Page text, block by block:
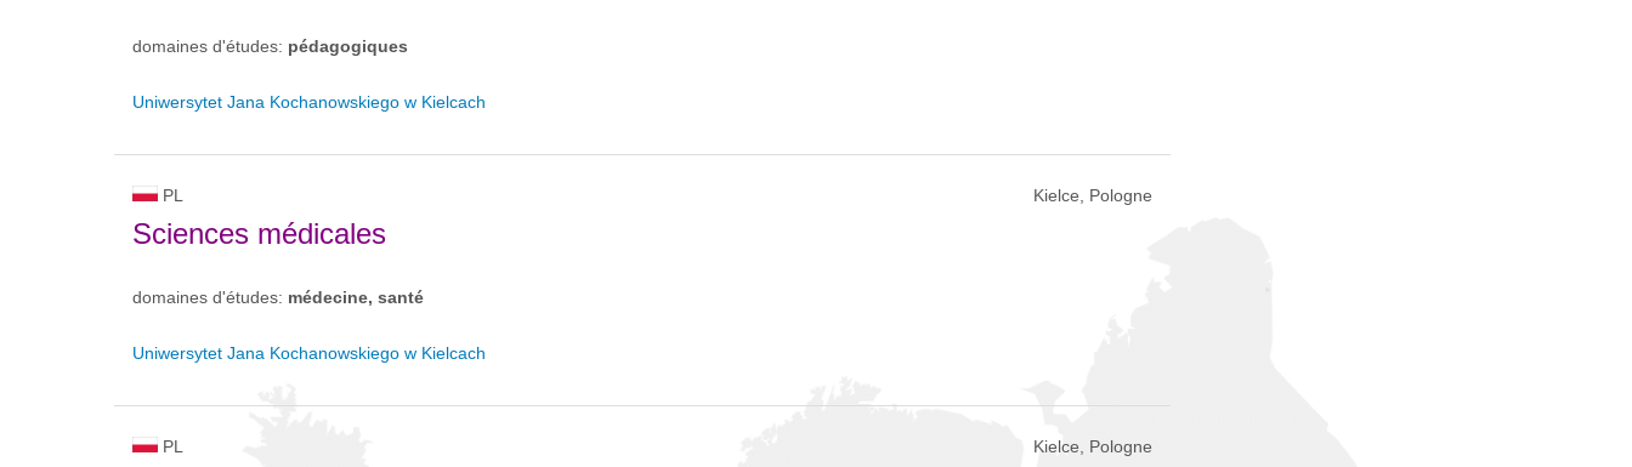
domaines d'études: pédagogiques
Uniwersytet Jana Kochanowskiego w Kielcach
PL Kielce, Pologne
Sciences médicales
domaines d'études: médecine, santé
Uniwersytet Jana Kochanowskiego w Kielcach
PL Kielce, Pologne